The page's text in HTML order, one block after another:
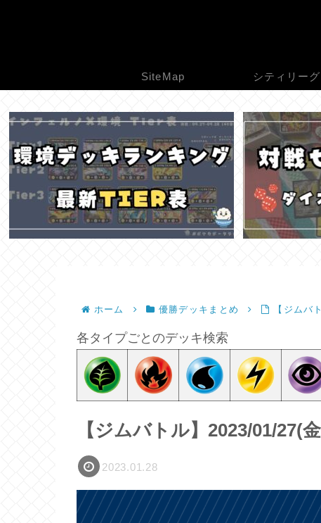
SiteMap シティリーグ
ホーム 優勝デッキまとめ 【ジムバ
各タイプごとのデッキ検索
【ジムバトル】2023/01/27(
2023.01.28